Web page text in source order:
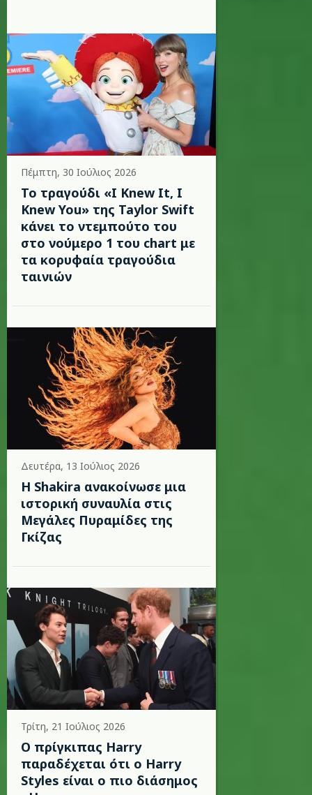
Πέμπτη, 30 Ιούλιος 2026
Το τραγούδι «I Knew It, I
Knew You» της Taylor Swift
κάνει το ντεμπούτο του
στο νούμερο 1 του chart με
τα κορυφαία τραγούδια
ταινιών
Δευτέρα, 13 Ιούλιος 2026
Η Shakira ανακοίνωσε μια
ιστορική συναυλία στις
Μεγάλες Πυραμίδες της
Γκίζας
Τρίτη, 21 Ιούλιος 2026
Ο πρίγκιπας Harry
παραδέχεται ότι ο Harry
Styles είναι ο πιο διάσημος